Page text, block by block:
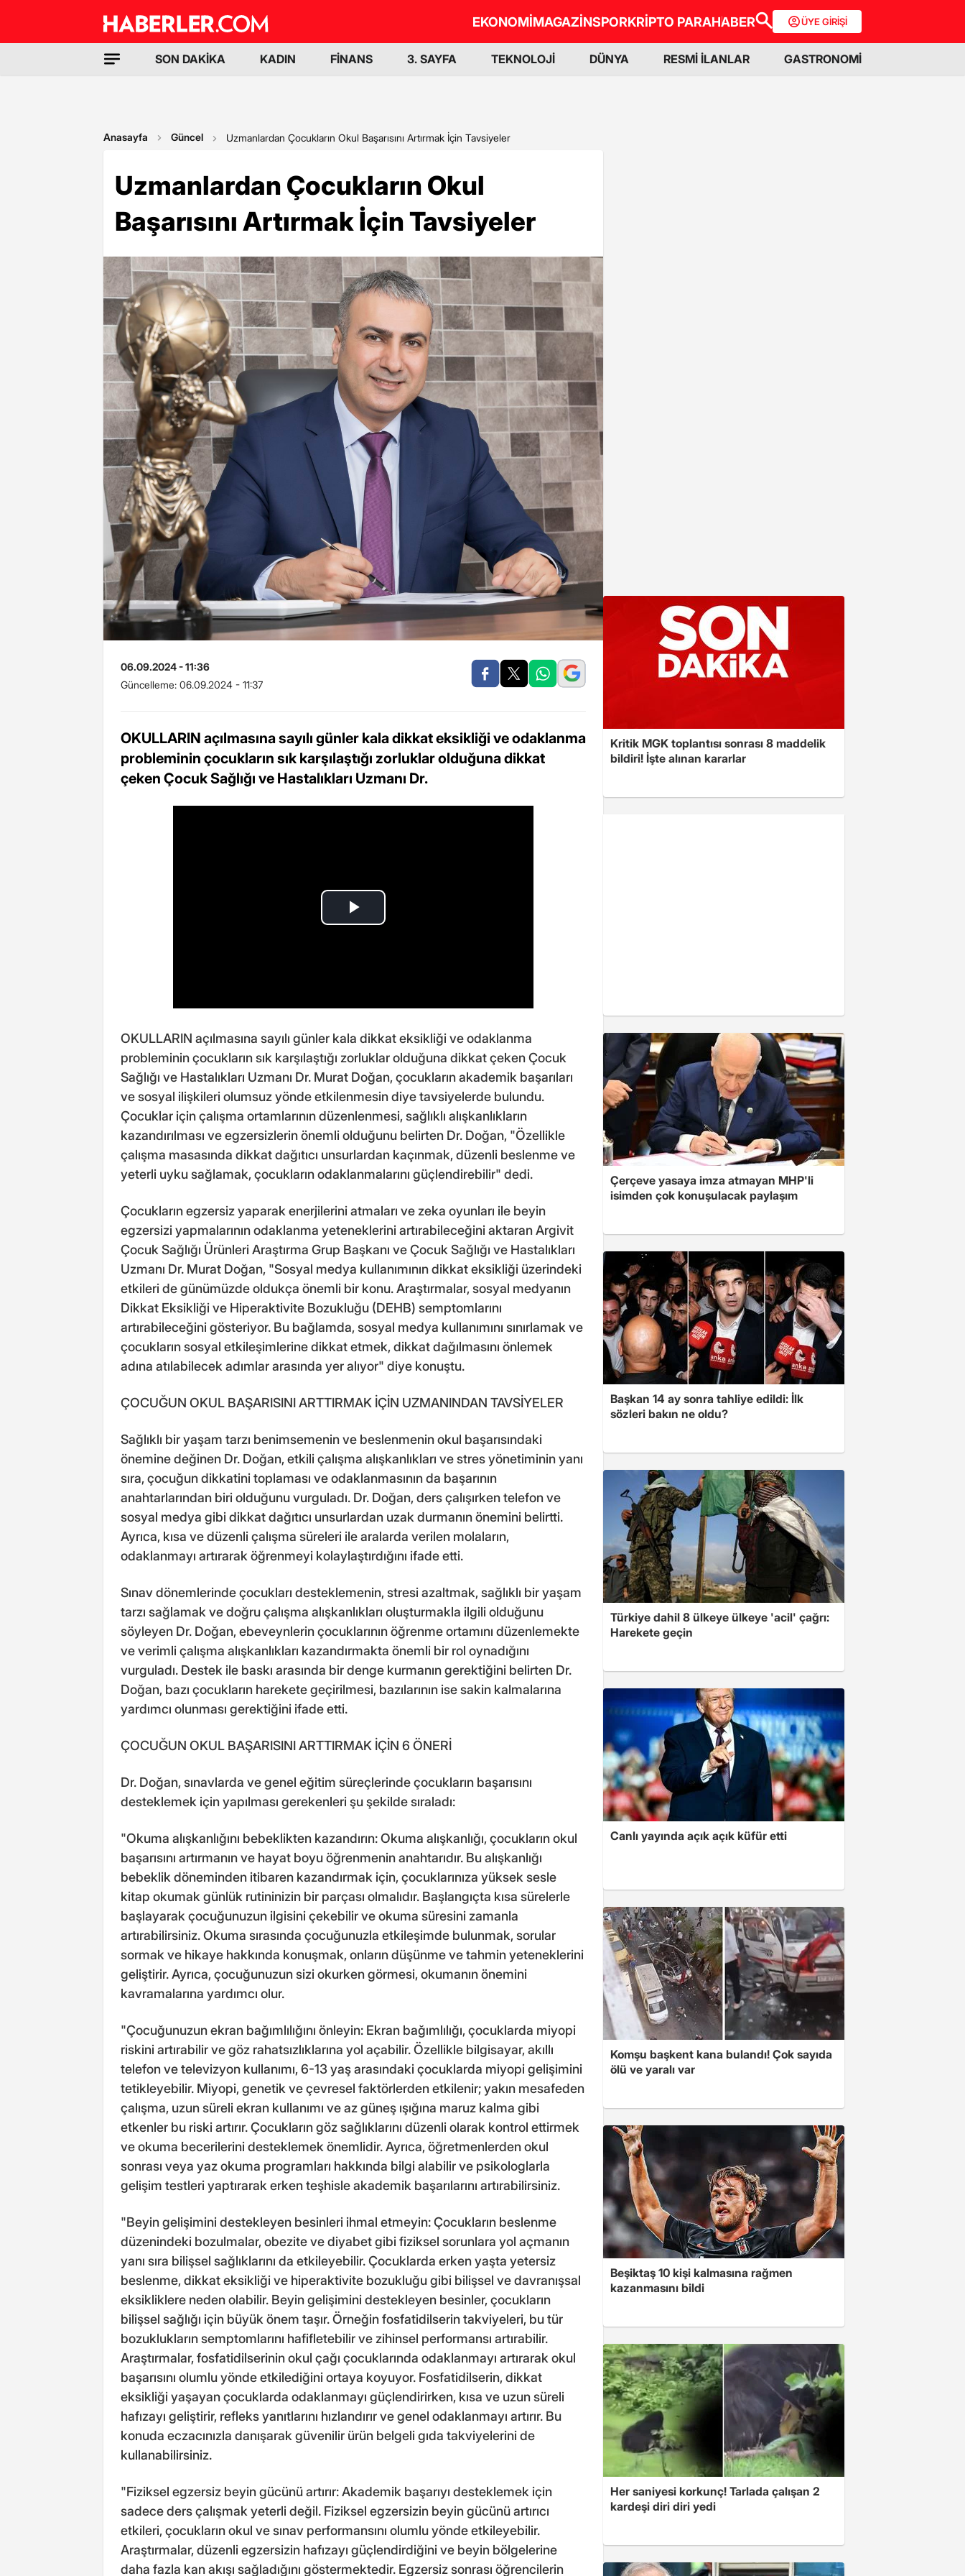
EKONOMİMAGAZİNSPORKRİPTO PARAHABER ÜYE GİRİŞİ
SON DAKİKA KADIN FİNANS 3. SAYFA TEKNOLOJİ DÜNYA RESMİ İLANLAR GASTRONOMİ
Anasayfa Güncel Uzmanlardan Çocukların Okul Başarısını Artırmak İçin Tavsiyeler
Uzmanlardan Çocukların Okul
Başarısını Artırmak İçin Tavsiyeler
06.09.2024 - 11:36
Güncelleme: 06.09.2024 - 11:37
OKULLARIN açılmasına sayılı günler kala dikkat eksikliği ve odaklanma
probleminin çocukların sık karşılaştığı zorluklar olduğuna dikkat
çeken Çocuk Sağlığı ve Hastalıkları Uzmanı Dr.
OKULLARIN açılmasına sayılı günler kala dikkat eksikliği ve odaklanma
probleminin çocukların sık karşılaştığı zorluklar olduğuna dikkat çeken Çocuk
Sağlığı ve Hastalıkları Uzmanı Dr. Murat Doğan, çocukların akademik başarıları
ve sosyal ilişkileri olumsuz yönde etkilenmesin diye tavsiyelerde bulundu.
Çocuklar için çalışma ortamlarının düzenlenmesi, sağlıklı alışkanlıkların
kazandırılması ve egzersizlerin önemli olduğunu belirten Dr. Doğan, "Özellikle
çalışma masasında dikkat dağıtıcı unsurlardan kaçınmak, düzenli beslenme ve
yeterli uyku sağlamak, çocukların odaklanmalarını güçlendirebilir" dedi.
Çocukların egzersiz yaparak enerjilerini atmaları ve zeka oyunları ile beyin
egzersizi yapmalarının odaklanma yeteneklerini artırabileceğini aktaran Argivit
Çocuk Sağlığı Ürünleri Araştırma Grup Başkanı ve Çocuk Sağlığı ve Hastalıkları
Uzmanı Dr. Murat Doğan, "Sosyal medya kullanımının dikkat eksikliği üzerindeki
etkileri de günümüzde oldukça önemli bir konu. Araştırmalar, sosyal medyanın
Dikkat Eksikliği ve Hiperaktivite Bozukluğu (DEHB) semptomlarını
artırabileceğini gösteriyor. Bu bağlamda, sosyal medya kullanımını sınırlamak ve
çocukların sosyal etkileşimlerine dikkat etmek, dikkat dağılmasını önlemek
adına atılabilecek adımlar arasında yer alıyor" diye konuştu.
ÇOCUĞUN OKUL BAŞARISINI ARTTIRMAK İÇİN UZMANINDAN TAVSİYELER
Sağlıklı bir yaşam tarzı benimsemenin ve beslenmenin okul başarısındaki
önemine değinen Dr. Doğan, etkili çalışma alışkanlıkları ve stres yönetiminin yanı
sıra, çocuğun dikkatini toplaması ve odaklanmasının da başarının
anahtarlarından biri olduğunu vurguladı. Dr. Doğan, ders çalışırken telefon ve
sosyal medya gibi dikkat dağıtıcı unsurlardan uzak durmanın önemini belirtti.
Ayrıca, kısa ve düzenli çalışma süreleri ile aralarda verilen molaların,
odaklanmayı artırarak öğrenmeyi kolaylaştırdığını ifade etti.
Sınav dönemlerinde çocukları desteklemenin, stresi azaltmak, sağlıklı bir yaşam
tarzı sağlamak ve doğru çalışma alışkanlıkları oluşturmakla ilgili olduğunu
söyleyen Dr. Doğan, ebeveynlerin çocuklarının öğrenme ortamını düzenlemekte
ve verimli çalışma alışkanlıkları kazandırmakta önemli bir rol oynadığını
vurguladı. Destek ile baskı arasında bir denge kurmanın gerektiğini belirten Dr.
Doğan, bazı çocukların harekete geçirilmesi, bazılarının ise sakin kalmalarına
yardımcı olunması gerektiğini ifade etti.
ÇOCUĞUN OKUL BAŞARISINI ARTTIRMAK İÇİN 6 ÖNERİ
Dr. Doğan, sınavlarda ve genel eğitim süreçlerinde çocukların başarısını
desteklemek için yapılması gerekenleri şu şekilde sıraladı:
"Okuma alışkanlığını bebeklikten kazandırın: Okuma alışkanlığı, çocukların okul
başarısını artırmanın ve hayat boyu öğrenmenin anahtarıdır. Bu alışkanlığı
bebeklik döneminden itibaren kazandırmak için, çocuklarınıza yüksek sesle
kitap okumak günlük rutininizin bir parçası olmalıdır. Başlangıçta kısa sürelerle
başlayarak çocuğunuzun ilgisini çekebilir ve okuma süresini zamanla
artırabilirsiniz. Okuma sırasında çocuğunuzla etkileşimde bulunmak, sorular
sormak ve hikaye hakkında konuşmak, onların düşünme ve tahmin yeteneklerini
geliştirir. Ayrıca, çocuğunuzun sizi okurken görmesi, okumanın önemini
kavramalarına yardımcı olur.
"Çocuğunuzun ekran bağımlılığını önleyin: Ekran bağımlılığı, çocuklarda miyopi
riskini artırabilir ve göz rahatsızlıklarına yol açabilir. Özellikle bilgisayar, akıllı
telefon ve televizyon kullanımı, 6-13 yaş arasındaki çocuklarda miyopi gelişimini
tetikleyebilir. Miyopi, genetik ve çevresel faktörlerden etkilenir; yakın mesafeden
çalışma, uzun süreli ekran kullanımı ve az güneş ışığına maruz kalma gibi
etkenler bu riski artırır. Çocukların göz sağlıklarını düzenli olarak kontrol ettirmek
ve okuma becerilerini desteklemek önemlidir. Ayrıca, öğretmenlerden okul
sonrası veya yaz okuma programları hakkında bilgi alabilir ve psikologlarla
gelişim testleri yaptırarak erken teşhisle akademik başarılarını artırabilirsiniz.
"Beyin gelişimini destekleyen besinleri ihmal etmeyin: Çocukların beslenme
düzenindeki bozulmalar, obezite ve diyabet gibi fiziksel sorunlara yol açmanın
yanı sıra bilişsel sağlıklarını da etkileyebilir. Çocuklarda erken yaşta yetersiz
beslenme, dikkat eksikliği ve hiperaktivite bozukluğu gibi bilişsel ve davranışsal
eksikliklere neden olabilir. Beyin gelişimini destekleyen besinler, çocukların
bilişsel sağlığı için büyük önem taşır. Örneğin fosfatidilserin takviyeleri, bu tür
bozuklukların semptomlarını hafifletebilir ve zihinsel performansı artırabilir.
Araştırmalar, fosfatidilserinin okul çağı çocuklarında odaklanmayı artırarak okul
başarısını olumlu yönde etkilediğini ortaya koyuyor. Fosfatidilserin, dikkat
eksikliği yaşayan çocuklarda odaklanmayı güçlendirirken, kısa ve uzun süreli
hafızayı geliştirir, refleks yanıtlarını hızlandırır ve genel odaklanmayı artırır. Bu
konuda eczacınızla danışarak güvenilir ürün belgeli gıda takviyelerini de
kullanabilirsiniz.
"Fiziksel egzersiz beyin gücünü artırır: Akademik başarıyı desteklemek için
sadece ders çalışmak yeterli değil. Fiziksel egzersizin beyin gücünü artırıcı
etkileri, çocukların okul ve sınav performansını olumlu yönde etkileyebilir.
Araştırmalar, düzenli egzersizin hafızayı güçlendirdiğini ve beyin bölgelerine
daha fazla kan akışı sağladığını göstermektedir. Egzersiz sonrası öğrencilerin
Kritik MGK toplantısı sonrası 8 maddelik
bildiri! İşte alınan kararlar
Çerçeve yasaya imza atmayan MHP'li
isimden çok konuşulacak paylaşım
Başkan 14 ay sonra tahliye edildi: İlk
sözleri bakın ne oldu?
Türkiye dahil 8 ülkeye ülkeye 'acil' çağrı:
Harekete geçin
Canlı yayında açık açık küfür etti
Komşu başkent kana bulandı! Çok sayıda
ölü ve yaralı var
Beşiktaş 10 kişi kalmasına rağmen
kazanmasını bildi
Her saniyesi korkunç! Tarlada çalışan 2
kardeşi diri diri yedi